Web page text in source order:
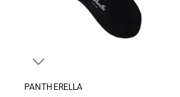
PANTHERELLA